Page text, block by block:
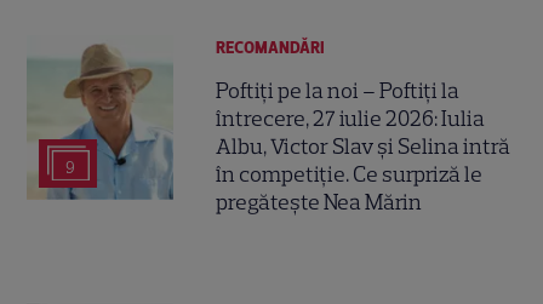
9
RECOMANDĂRI
Poftiți pe la noi – Poftiți la
întrecere, 27 iulie 2026: Iulia
Albu, Victor Slav și Selina intră
în competiție. Ce surpriză le
pregătește Nea Mărin